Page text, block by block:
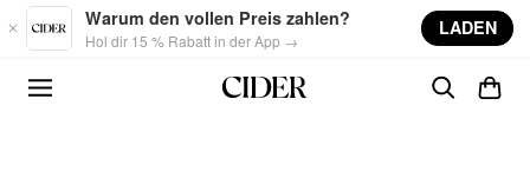
Skip to main content
Warum den vollen Preis zahlen?
Hol dir 15 % Rabatt in der App →
LADEN